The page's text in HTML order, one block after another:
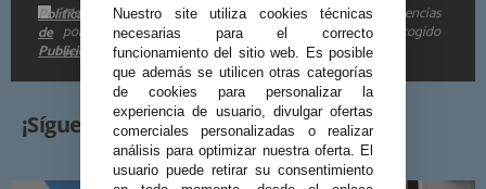
Me gustaría recibir descuentos exclusivos, novedades y tendencias
por e-mail. Puedo darme de baja cuando quiera según lo recogido
en la
Política
de
Publicidad
¡Síguenos!
Nuestro site utiliza cookies técnicas
necesarias para el correcto
funcionamiento del sitio web. Es posible
que además se utilicen otras categorías
de cookies para personalizar la
experiencia de usuario, divulgar ofertas
comerciales personalizadas o realizar
análisis para optimizar nuestra oferta. El
usuario puede retirar su consentimiento